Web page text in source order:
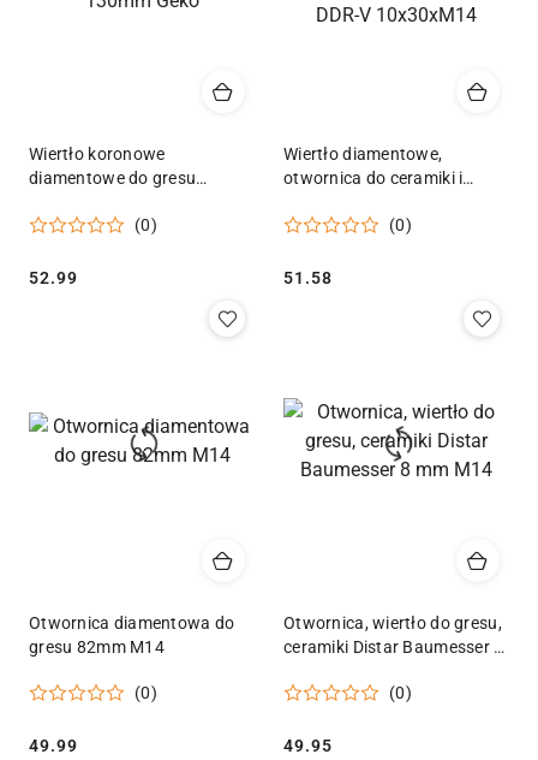
Wiertło koronowe
diamentowe do gresu
(0)
Cena:
52.99
Wiertło diamentowe,
otwornica do ceramiki i
DDR-V 10x30xM14
(0)
Cena:
51.58
Otwornica diamentowa do
gresu 82mm M14
(0)
Cena:
49.99
Otwornica, wiertło do gresu,
ceramiki Distar Baumesser 8
(0)
Cena:
49.95